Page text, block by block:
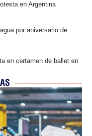
en Argentina
por aniversario de
en certamen de ballet en